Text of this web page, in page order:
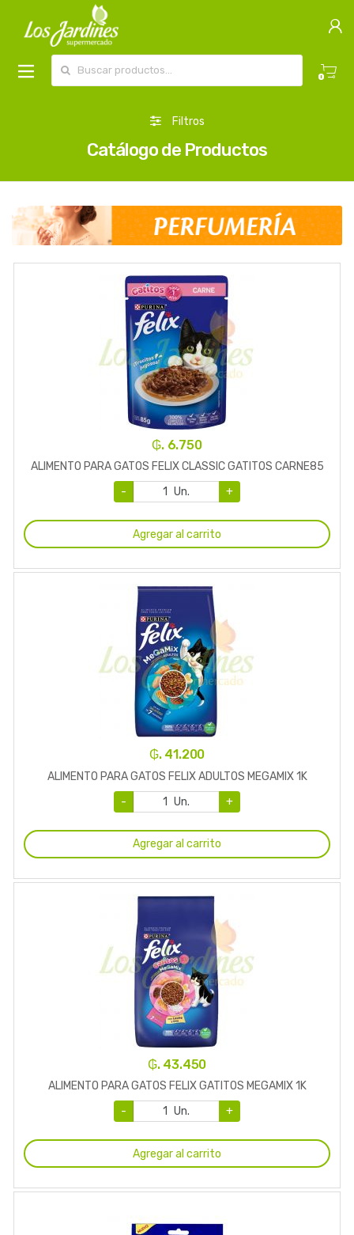
0
Filtros
Catálogo de Productos
₲. 6.750
ALIMENTO PARA GATOS FELIX CLASSIC GATITOS CARNE85
-
Un. +
Agregar al carrito
₲. 41.200
ALIMENTO PARA GATOS FELIX ADULTOS MEGAMIX 1K
-
Un. +
Agregar al carrito
₲. 43.450
ALIMENTO PARA GATOS FELIX GATITOS MEGAMIX 1K
-
Un. +
Agregar al carrito